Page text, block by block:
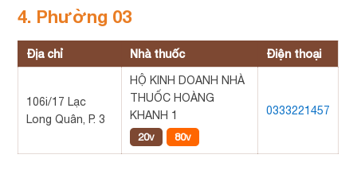
4. Phường 03
Địa chỉ Nhà thuốc Điện thoại
106i/17 Lạc
Long Quân, P. 3
HỘ KINH DOANH NHÀ
THUỐC HOÀNG
KHANH 1
20v 80v
0333221457